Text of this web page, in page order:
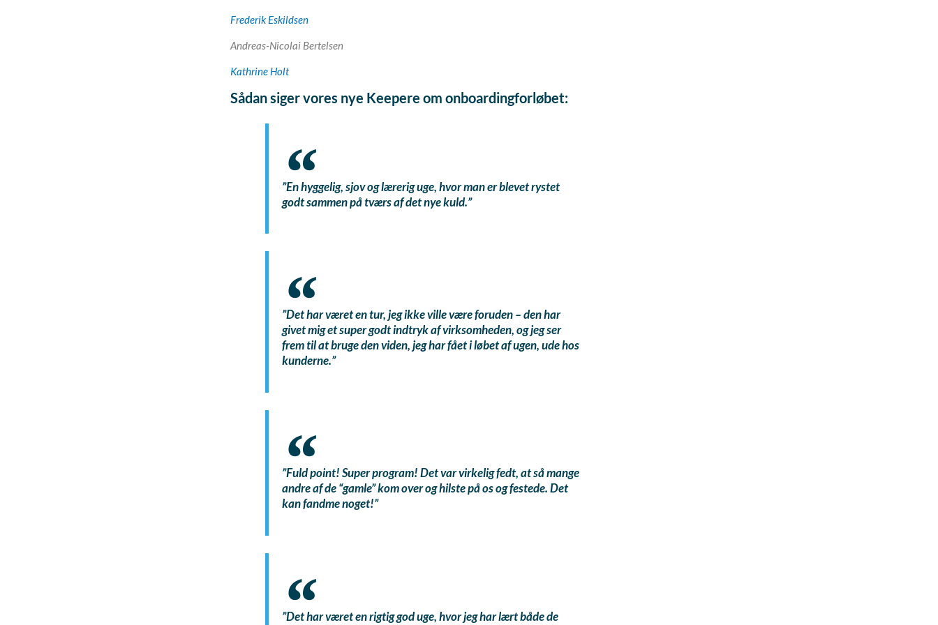
Frederik Eskildsen
Andreas-Nicolai Bertelsen
Kathrine Holt
Sådan siger vores nye Keepere om onboardingforløbet:
”En hyggelig, sjov og lærerig uge, hvor man er blevet rystet
godt sammen på tværs af det nye kuld.”
”Det har været en tur, jeg ikke ville være foruden – den har
givet mig et super godt indtryk af virksomheden, og jeg ser
frem til at bruge den viden, jeg har fået i løbet af ugen, ude hos
kunderne.”
”Fuld point! Super program! Det var virkelig fedt, at så mange
andre af de “gamle” kom over og hilste på os og festede. Det
kan fandme noget!”
”Det har været en rigtig god uge, hvor jeg har lært både de